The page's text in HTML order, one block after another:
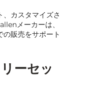
カスタマイズさ
メーカーは、
販売をサポート
ーセッ